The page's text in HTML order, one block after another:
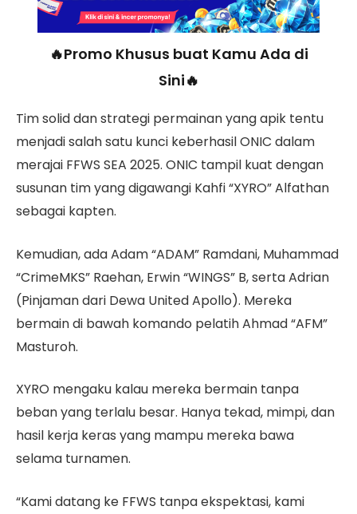
🔥Promo Khusus buat Kamu Ada di
Sini🔥
Tim solid dan strategi permainan yang apik tentu
menjadi salah satu kunci keberhasil ONIC dalam
merajai FFWS SEA 2025. ONIC tampil kuat dengan
susunan tim yang digawangi Kahfi “XYRO” Alfathan
sebagai kapten.
Kemudian, ada Adam “ADAM” Ramdani, Muhammad
“CrimeMKS” Raehan, Erwin “WINGS” B, serta Adrian
(Pinjaman dari Dewa United Apollo). Mereka
bermain di bawah komando pelatih Ahmad “AFM”
Masturoh.
XYRO mengaku kalau mereka bermain tanpa
beban yang terlalu besar. Hanya tekad, mimpi, dan
hasil kerja keras yang mampu mereka bawa
selama turnamen.
“Kami datang ke FFWS tanpa ekspektasi, kami